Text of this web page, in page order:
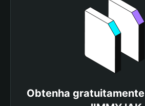
Obtenha